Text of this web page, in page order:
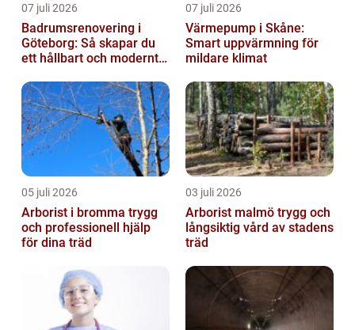
07 juli 2026
Badrumsrenovering i
Göteborg: Så skapar du
ett hållbart och modernt
07 juli 2026
Värmepump i Skåne:
Smart uppvärmning för
mildare klimat
05 juli 2026
Arborist i bromma trygg
och professionell hjälp
för dina träd
03 juli 2026
Arborist malmö trygg och
långsiktig vård av stadens
träd